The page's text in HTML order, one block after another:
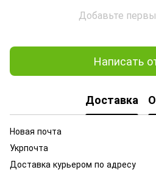
Добавьте
Написать
Доставка
Новая почта
Укрпочта
Доставка курьером по адресу